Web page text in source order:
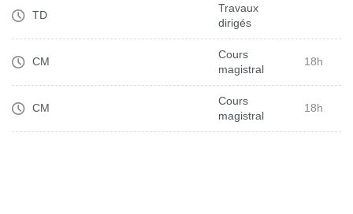
TD
Travaux
dirigés
CM
Cours
magistral
18h
CM
Cours
magistral
18h